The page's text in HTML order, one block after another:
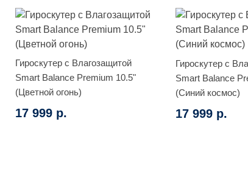
Гироскутер с Влагозащитой
Smart Balance Premium 10.5"
(Цветной огонь)
17 999 р.
Гироскутер с
Smart Balance
(Синий космос)
17 999 р.